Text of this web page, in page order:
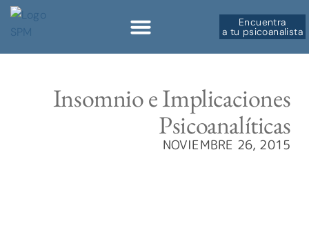
Encuentra
a tu psicoanalista
Insomnio e Implicaciones
Psicoanalíticas
NOVIEMBRE 26, 2015